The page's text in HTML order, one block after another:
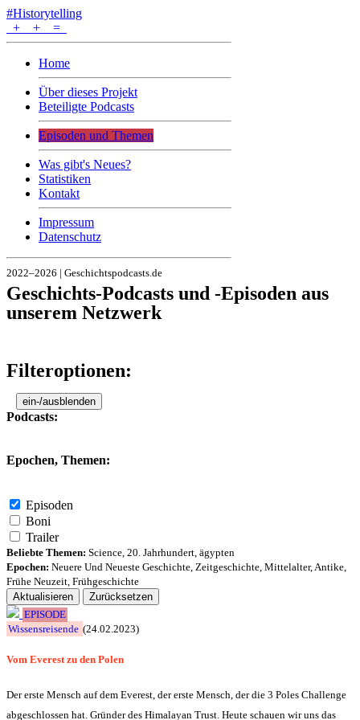
#Historytelling
+
+ =
Home
Über dieses Projekt
Beteiligte Podcasts
Episoden und Themen
Was gibt's Neues?
Statistiken
Kontakt
Impressum
Datenschutz
2022–2026 | Geschichtspodcasts.de
Geschichts-Podcasts und -Episoden aus
unserem Netzwerk
Filteroptionen:
ein-/ausblenden
Podcasts:
Epochen, Themen:
Episoden
Boni
Trailer
Beliebte Themen: Science, 20. Jahrhundert, ägypten
Epochen: Neuere Und Neueste Geschichte, Zeitgeschichte, Mittelalter,Antike,
Frühe Neuzeit, Frühgeschichte
Aktualisieren
Zurücksetzen
EPISODE
Wissensreisende (24.02.2023)
Vom Everest zu den Polen
Der erste Mensch auf dem Everest, der erste Mensch, der die 3 Poles Challenge
abgeschlossen hat. Gründer des Himalayan Trust. Heute schauen wir uns das